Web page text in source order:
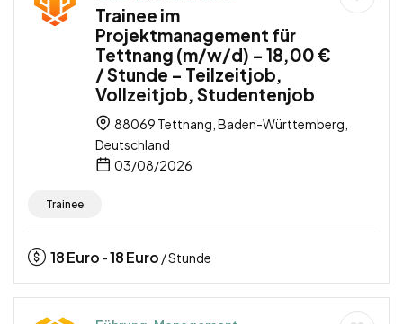
Trainee im
Projektmanagement für
Tettnang (m/w/d) – 18,00 €
/ Stunde – Teilzeitjob,
Vollzeitjob, Studentenjob
88069 Tettnang, Baden-Württemberg,
Deutschland
03/08/2026
Trainee
18Euro -18Euro / Stunde